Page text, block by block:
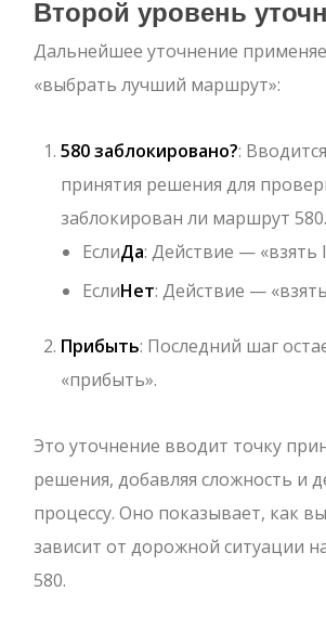
Второй уровень
Дальнейшее уточнение
«выбрать лучший маршрут»:
580 заблокировано?:
принятия решения для
заблокирован ли маршрут 580.
ЕслиДа: Действие — «взять
ЕслиНет: Действие —
Прибыть: Последний шаг
«прибыть».
Это уточнение вводит точку
решения, добавляя сложность и
процессу. Оно показывает, как
зависит от дорожной ситуации
580.